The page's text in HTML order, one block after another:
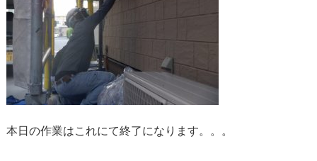
本日の作業はこれにて終了になります。。。